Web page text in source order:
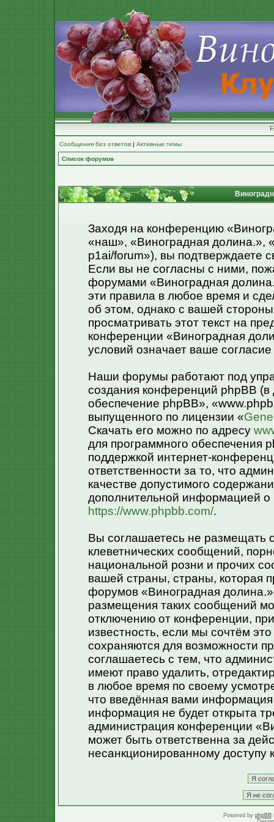
Сообщения без ответов | Активные темы
Список форумов
Заходя на конференцию
«наш», «Виноградная долина.»,
p1ai/forum»), вы подтверждаете
Если вы не согласны с ними,
форумами «Виноградная
эти правила в любое время и
об этом, однако с вашей
просматривать этот текст на
конференции «Виноградная
условий означает ваше
Наши форумы работают под
создания конференций phpBB
обеспечение phpBB»,
выпущенного по лицензии «
Скачать его можно по адресу
для программного обеспечения
поддержкой интернет-
ответственности за то, что
качестве допустимого
дополнительной информацией
https://www.phpbb.com/.
Вы соглашаетесь не размещать
клеветнических сообщений,
национальной розни и прочих
вашей страны, страны, которая
форумов «Виноградная
размещения таких сообщений
отключению от конференции,
известность, если мы сочтём
сохраняются для возможности
соглашаетесь с тем, что
имеют право удалить,
в любое время по своему
что введённая вами
информация не будет открыта
администрация конференции
может быть ответственна за
несанкционированному доступу
Powered by phpBB